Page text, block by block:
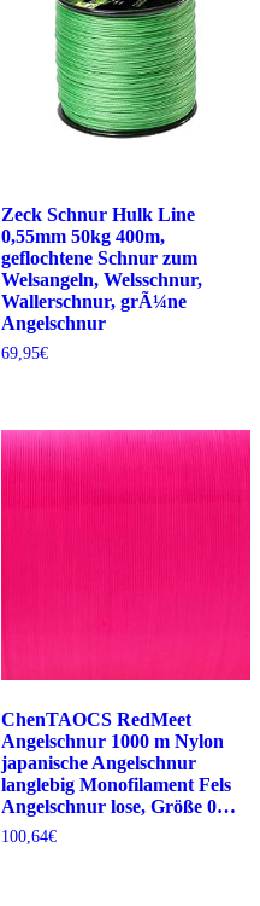
Zeck Schnur Hulk Line
0,55mm 50kg 400m,
geflochtene Schnur zum
Welsangeln, Welsschnur,
Wallerschnur, grÃ¼ne
Angelschnur
69,95€
ChenTAOCS RedMeet
Angelschnur 1000 m Nylon
japanische Angelschnur
langlebig Monofilament Fels
Angelschnur lose, Größe 0…
100,64€